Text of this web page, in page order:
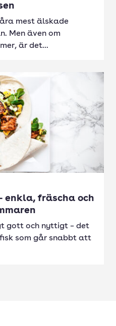
mest älskade
Men även om
är det...
enkla, fräscha och
gott och nyttigt – det
som går snabbt att